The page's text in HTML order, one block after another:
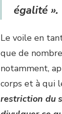
égalité ».
Le voile en
que de
notamment,
corps et à qui
restriction du